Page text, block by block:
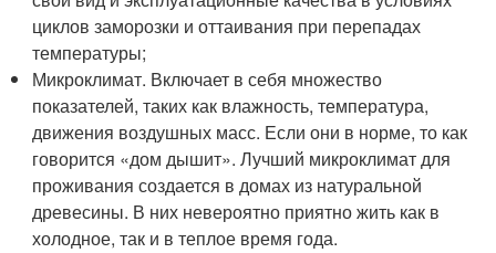
циклов заморозки и оттаивания при перепадах
температуры;
Микроклимат. Включает в себя множество
показателей, таких как влажность, температура,
движения воздушных масс. Если они в норме, то как
говорится «дом дышит». Лучший микроклимат для
проживания создается в домах из натуральной
древесины. В них невероятно приятно жить как в
холодное, так и в теплое время года.